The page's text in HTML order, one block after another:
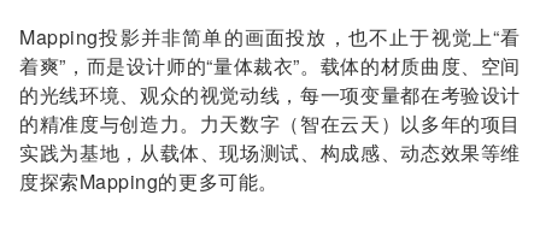
Mapping投影并非简单的画面投放，也不止于视觉上“看
着爽”，而是设计师的“量体裁衣”。载体的材质曲度、空间
的光线环境、观众的视觉动线，每一项变量都在考验设计
的精准度与创造力。力天数字（智在云天）以多年的项目
实践为基地，从载体、现场测试、构成感、动态效果等维
度探索Mapping的更多可能。